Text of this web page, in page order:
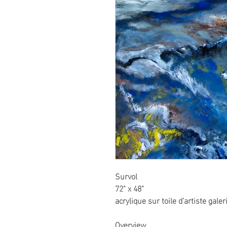
Survol
72" x 48"
acrylique sur toile d’artiste